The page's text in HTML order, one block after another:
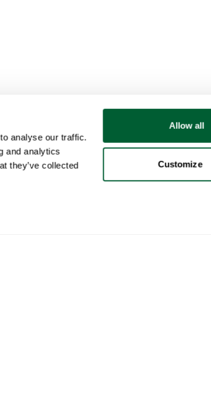
analyse our traffic.
and analytics
they’ve collected
Allow all
Customize